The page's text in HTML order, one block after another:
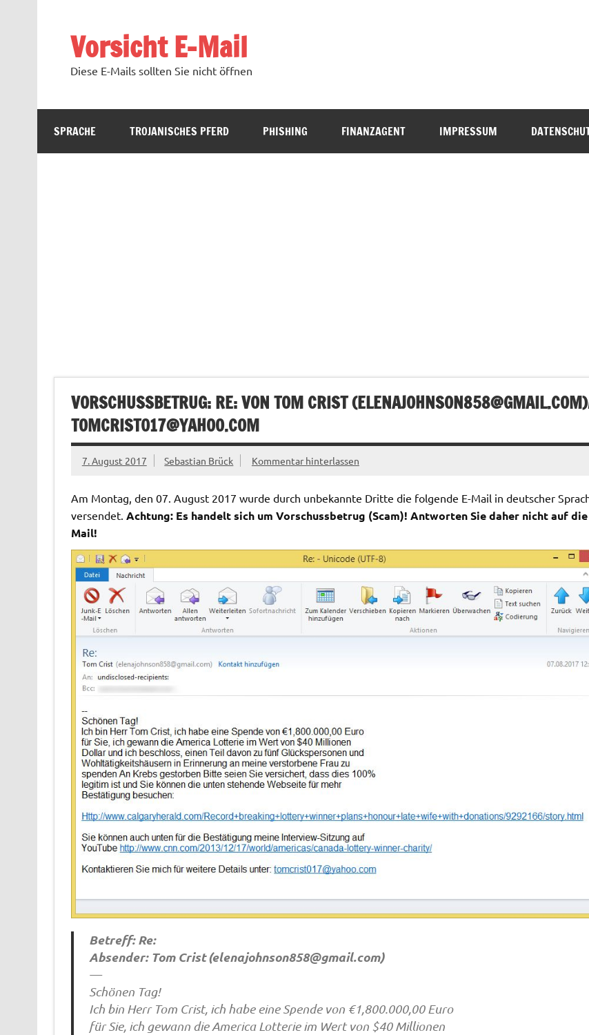
Vorsicht E-Mail
Diese E-Mails sollten Sie nicht öffnen
SPRACHE TROJANISCHES PFERD PHISHING FINANZAGENT IMPRESSUM
VORSCHUSSBETRUG: RE: VON TOM CRIST (ELENAJOHNSON858@GMAIL.COM
TOMCRIST017@YAHOO.COM
7. August 2017 Sebastian Brück Kommentar hinterlassen
Am Montag, den 07. August 2017 wurde durch unbekannte Dritte die folgende E-Mail in deutscher
versendet. Achtung: Es handelt sich um Vorschussbetrug (Scam)! Antworten Sie daher nicht auf die
Mail!
Betreff: Re:
Absender: Tom Crist (elenajohnson858@gmail.com)
—
Schönen Tag!
Ich bin Herr Tom Crist, ich habe eine Spende von €1,800.000,00 Euro
für Sie, ich gewann die America Lotterie im Wert von $40 Millionen